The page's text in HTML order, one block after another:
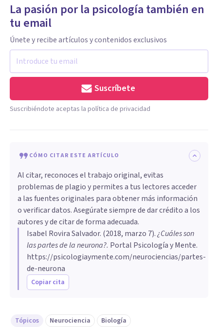
La pasión por la psicología también en
tu email
Únete y recibe artículos y contenidos exclusivos
Suscríbete
Suscribiéndote aceptas la política de privacidad
CÓMO CITAR ESTE ARTÍCULO
Al citar, reconoces el trabajo original, evitas
problemas de plagio y permites a tus lectores acceder
a las fuentes originales para obtener más información
o verificar datos. Asegúrate siempre de dar crédito a los
autores y de citar de forma adecuada.
Isabel Rovira Salvador. (2018, marzo 7).¿Cuáles son
las partes de la neurona?. Portal Psicología y Mente.
https://psicologiaymente.com/neurociencias/partes-
de-neurona
Copiar cita
Tópicos Neurociencia Biología